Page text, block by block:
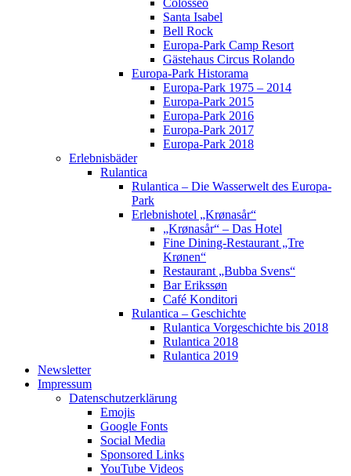
Colosseo
Santa Isabel
Bell Rock
Europa-Park Camp Resort
Gästehaus Circus Rolando
Europa-Park Historama
Europa-Park 1975 – 2014
Europa-Park 2015
Europa-Park 2016
Europa-Park 2017
Europa-Park 2018
Erlebnisbäder
Rulantica
Rulantica – Die Wasserwelt des Europa-
Park
Erlebnishotel „Krønasår“
„Krønasår“ – Das Hotel
Fine Dining-Restaurant „Tre
Krønen“
Restaurant „Bubba Svens“
Bar Erikssøn
Café Konditori
Rulantica – Geschichte
Rulantica Vorgeschichte bis 2018
Rulantica 2018
Rulantica 2019
Newsletter
Impressum
Datenschutzerklärung
Emojis
Google Fonts
Social Media
Sponsored Links
YouTube Videos